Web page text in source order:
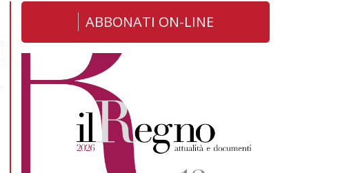
ABBONATI ON-LINE